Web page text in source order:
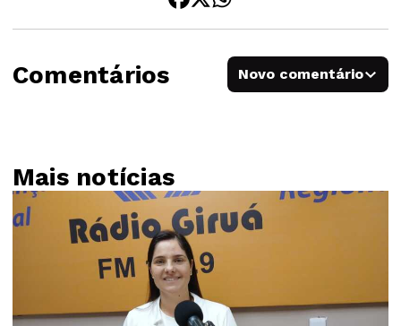
Comentários Novo comentário
Mais notícias